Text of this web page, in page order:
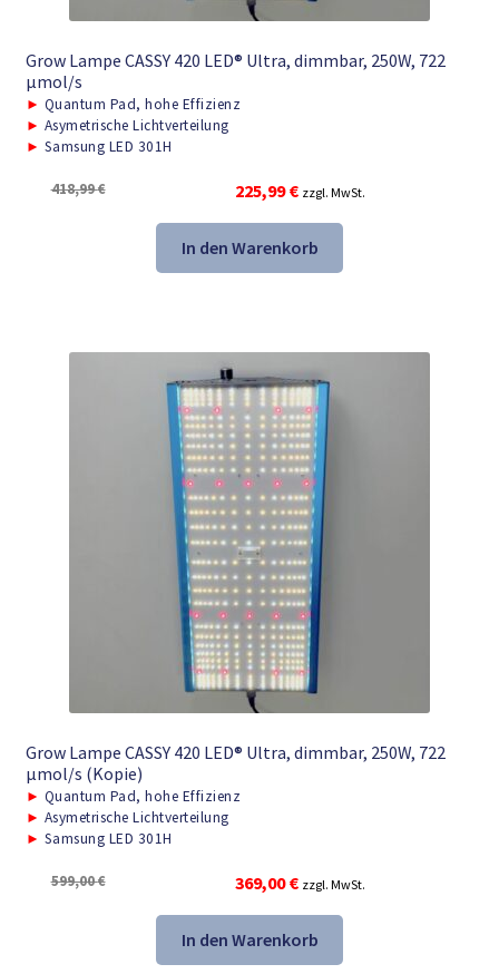
Grow Lampe CASSY 420 LED® Ultra, dimmbar, 250W, 722
μmol/s
► Quantum Pad, hohe Effizienz
► Asymetrische Lichtverteilung
► Samsung LED 301H
418,99€
Ursprünglicher
war:
418,99 €
225,99€Aktueller
ist:
225,99 €.
zzgl. MwSt.
In den Warenkorb
Grow Lampe CASSY 420 LED® Ultra, dimmbar, 250W, 722
μmol/s (Kopie)
► Quantum Pad, hohe Effizienz
► Asymetrische Lichtverteilung
► Samsung LED 301H
599,00€
Ursprünglicher
war:
599,00 €
369,00€Aktueller
ist:
369,00 €.
zzgl. MwSt.
In den Warenkorb